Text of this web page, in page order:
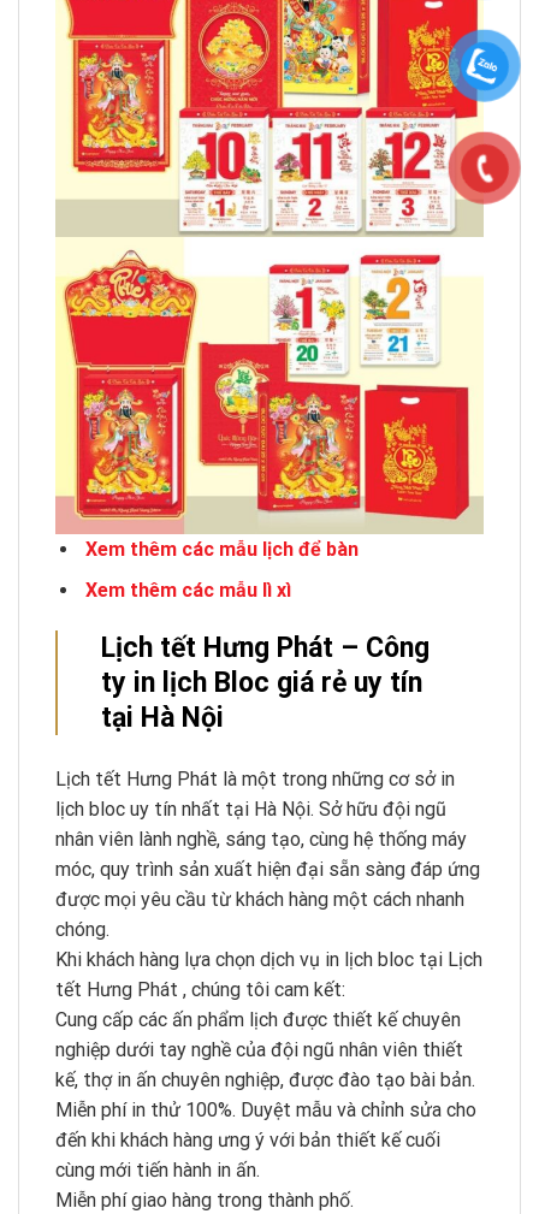
Xem thêm các mẫu lịch để bàn
Xem thêm các mẫu lì xì
​Lịch tết Hưng Phát – Công
ty in lịch Bloc giá rẻ uy tín
tại Hà Nội
Lịch tết Hưng Phát là một trong những cơ sở in
lịch bloc uy tín nhất tại Hà Nội. Sở hữu đội ngũ
nhân viên lành nghề, sáng tạo, cùng hệ thống máy
móc, quy trình sản xuất hiện đại sẵn sàng đáp ứng
được mọi yêu cầu từ khách hàng một cách nhanh
chóng.
Khi khách hàng lựa chọn dịch vụ in lịch bloc tại Lịch
tết Hưng Phát , chúng tôi cam kết:
Cung cấp các ấn phẩm lịch được thiết kế chuyên
nghiệp dưới tay nghề của đội ngũ nhân viên thiết
kế, thợ in ấn chuyên nghiệp, được đào tạo bài bản.
Miễn phí in thử 100%. Duyệt mẫu và chỉnh sửa cho
đến khi khách hàng ưng ý với bản thiết kế cuối
cùng mới tiến hành in ấn.
Miễn phí giao hàng trong thành phố.